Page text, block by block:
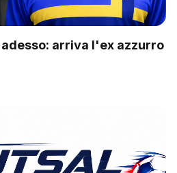
arriva l'ex azzurro